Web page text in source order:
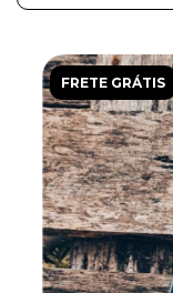
FRETE GRÁTIS